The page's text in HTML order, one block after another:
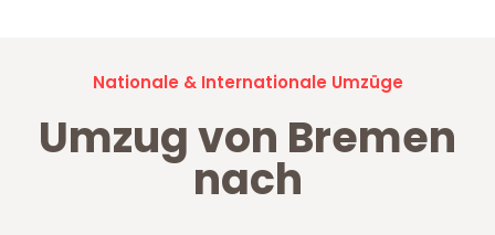
Nationale & Internationale Umzüge
Umzug von Bremen
nach